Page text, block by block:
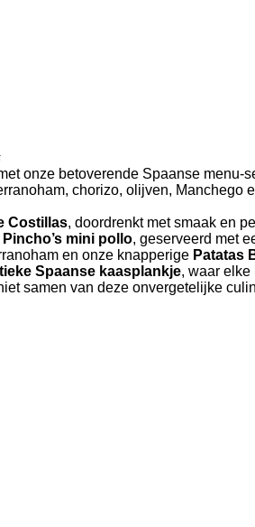
onze betoverende Spaanse menu-
chorizo, olijven, Manchego
Costillas, doordrenkt met smaak en
Pincho’s mini pollo, geserveerd met
en onze knapperige Patatas
Spaanse kaasplankje, waar elke
samen van deze onvergetelijke